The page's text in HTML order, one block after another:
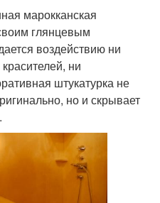
марокканская
глянцевым
воздействию ни
ни
штукатурка не
но и скрывает